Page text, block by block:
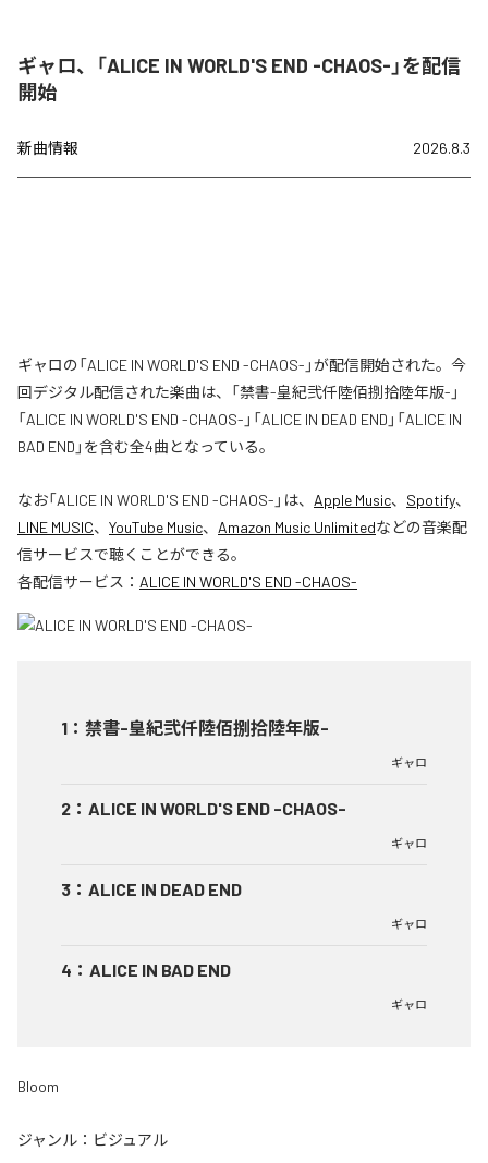
ギャロ、「ALICE IN WORLD'S END -CHAOS-」を配信
開始
新曲情報 2026.8.3
ギャロの「ALICE IN WORLD'S END -CHAOS-」が配信開始された。今
回デジタル配信された楽曲は、「禁書-皇紀弐仟陸佰捌拾陸年版-」
「ALICE IN WORLD'S END -CHAOS-」「ALICE IN DEAD END」「ALICE IN
BAD END」を含む全4曲となっている。
なお「ALICE IN WORLD'S END -CHAOS- 」は、 Apple Music、 Spotify、
LINE MUSIC、 YouTube Music、 Amazon Music Unlimitedなどの音楽配
信サービスで聴くことができる。
各配信サービス： ALICE IN WORLD'S END -CHAOS-
1 ： 禁書-皇紀弐仟陸佰捌拾陸年版-
ギャロ
2 ： ALICE IN WORLD'S END -CHAOS-
ギャロ
3 ： ALICE IN DEAD END
ギャロ
4 ： ALICE IN BAD END
ギャロ
Bloom
ジャンル： ビジュアル